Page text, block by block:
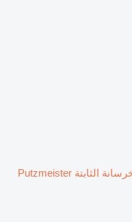
مضخة الخرسانة الثابتة Putzmeister